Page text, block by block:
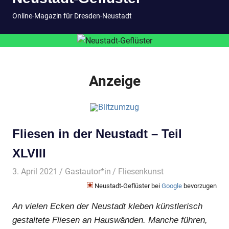
Online-Magazin für Dresden-Neustadt
Anzeige
Fliesen in der Neustadt – Teil
XLVIII
3. April 2021 Gastautor*in Fliesenkunst
Neustadt-Geflüster bei Google bevorzugen
An vielen Ecken der Neustadt kleben künstlerisch
gestaltete Fliesen an Hauswänden. Manche führen,